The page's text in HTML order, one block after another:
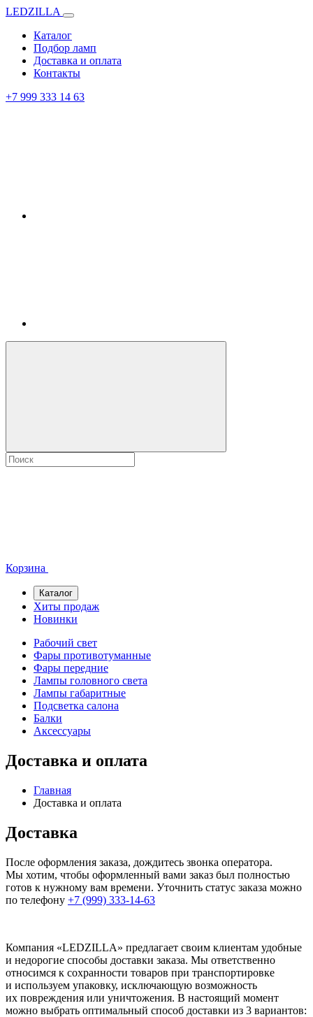
LEDZILLA
Каталог
Подбор ламп
Доставка и оплата
Контакты
+7 999 333 14 63
Корзина
Каталог
Хиты продаж
Новинки
Рабочий свет
Фары противотуманные
Фары передние
Лампы головного света
Лампы габаритные
Подсветка салона
Балки
Аксессуары
Доставка и оплата
Главная
Доставка и оплата
Доставка
После оформления заказа, дождитесь звонка оператора.
Мы хотим, чтобы оформленный вами заказ был полностью
готов к нужному вам времени. Уточнить статус заказа можно
по телефону +7 (999) 333-14-63
Компания «LEDZILLA» предлагает своим клиентам удобные
и недорогие способы доставки заказа. Мы ответственно
относимся к сохранности товаров при транспортировке
и используем упаковку, исключающую возможность
их повреждения или уничтожения. В настоящий момент
можно выбрать оптимальный способ доставки из 3 вариантов: